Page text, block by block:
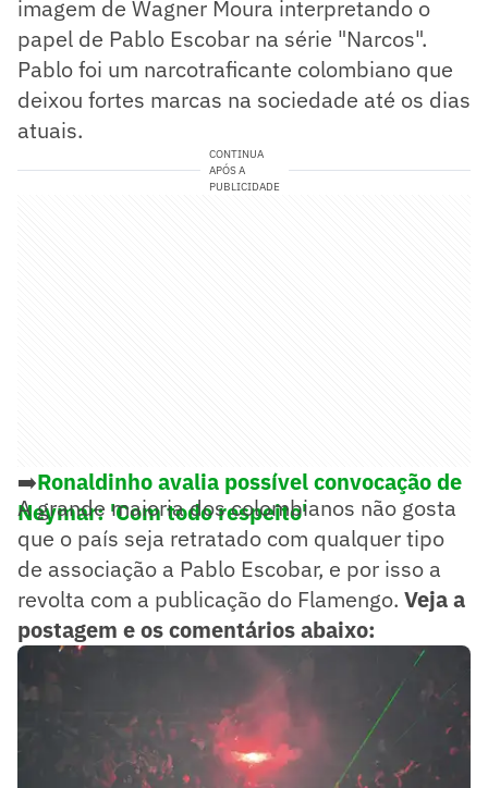
imagem de Wagner Moura interpretando o
papel de Pablo Escobar na série "Narcos".
Pablo foi um narcotraficante colombiano que
deixou fortes marcas na sociedade até os dias
atuais.
CONTINUA
APÓS A
PUBLICIDADE
➡️Ronaldinho avalia possível convocação de
Neymar: 'Com todo respeito'
A grande maioria dos colombianos não gosta
que o país seja retratado com qualquer tipo
de associação a Pablo Escobar, e por isso a
revolta com a publicação do Flamengo. Veja a
postagem e os comentários abaixo: